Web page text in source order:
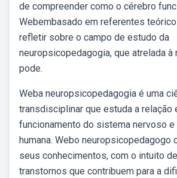
de compreender como o cérebro
Webembasado em referentes
refletir sobre o campo de estudo da
neuropsicopedagogia, que atrelada à
pode.
Weba neuropsicopedagogia é uma
transdisciplinar que estuda a relação
funcionamento do sistema nervoso
humana. Webo neuropsicopedagogo
seus conhecimentos, com o intuito
transtornos que contribuem para a